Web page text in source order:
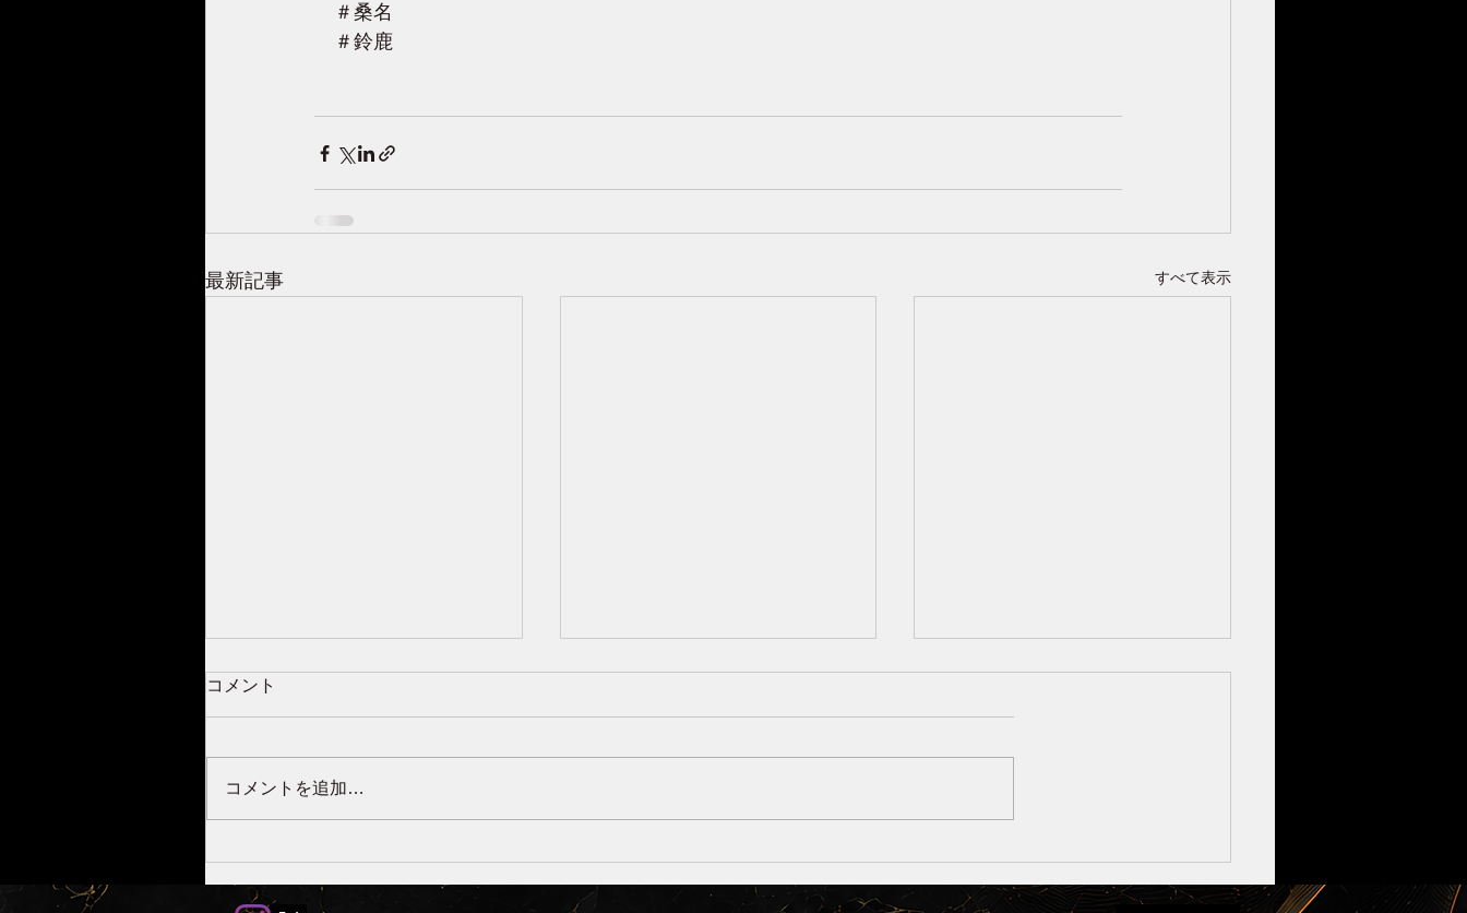
＃桑名
＃鈴鹿
最新記事 すべて表示
で爽やかボディへ
◯◯で決まる？現代人は注意
は“水”のせいかも？
コメント
コメントを追加…